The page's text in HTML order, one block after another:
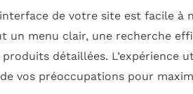
de votre site est facile à
un menu clair, une recherche
détaillées. L’expérience
vos préoccupations pour